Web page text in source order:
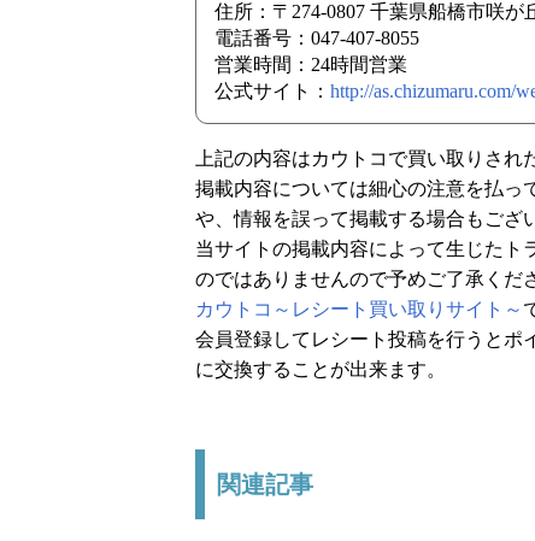
住所：〒274-0807 千葉県船橋市咲が
電話番号：047-407-8055
営業時間：24時間営業
公式サイト： http://as.chizumaru.com/
上記の内容はカウトコで買い取りされ
掲載内容については細心の注意を払っ
や、情報を誤って掲載する場合もござ
当サイトの掲載内容によって生じたト
のではありませんので予めご了承くだ
カウトコ～レシート買い取りサイト～
会員登録してレシート投稿を行うとポ
に交換することが出来ます。
関連記事